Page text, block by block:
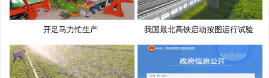
开足马力忙生产 我国最北高铁启动按图运行试验